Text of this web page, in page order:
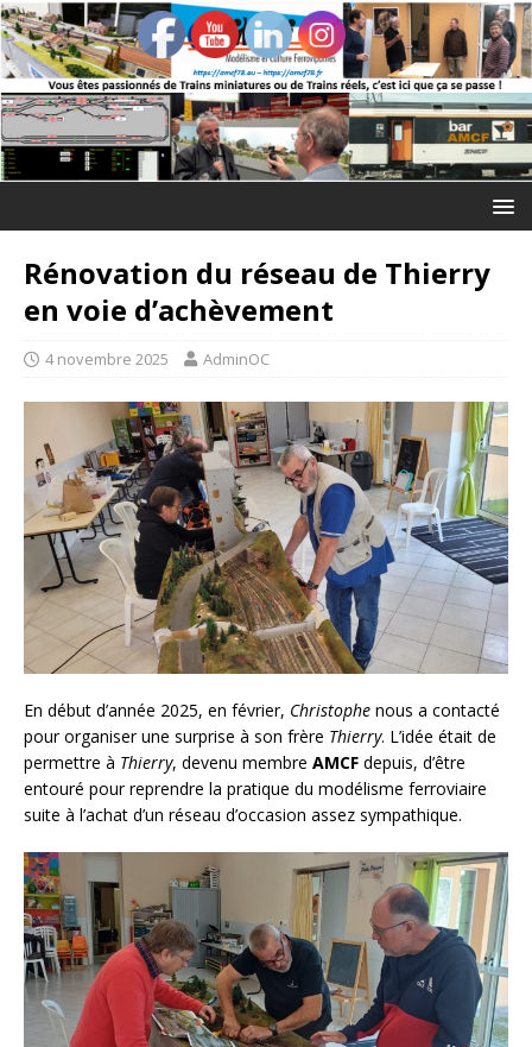
Rénovation du réseau de Thierry
en voie d’achèvement
4 novembre 2025 AdminOC
En début d’année 2025, en février, Christophe nous a contacté
pour organiser une surprise à son frère Thierry. L’idée était de
permettre à Thierry, devenu membre AMCF depuis, d’être
entouré pour reprendre la pratique du modélisme ferroviaire
suite à l’achat d’un réseau d’occasion assez sympathique.